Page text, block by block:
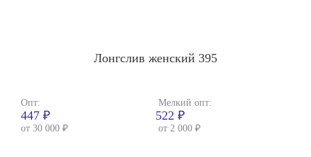
Лонгслив женский 395
Опт: Мелкий опт:
447 ₽ 522 ₽
от 30 000 ₽ от 2 000 ₽